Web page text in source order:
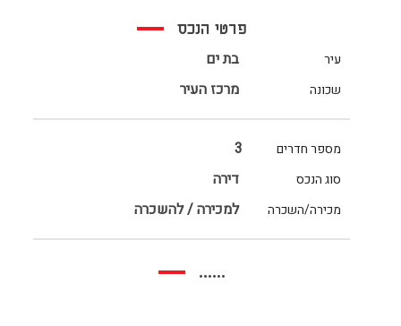
פרטי הנכס
עיר בת ים
שכונה מרכז העיר
מספר חדרים 3
סוג הנכס דירה
מכירה/השכרה למכירה / להשכרה
......